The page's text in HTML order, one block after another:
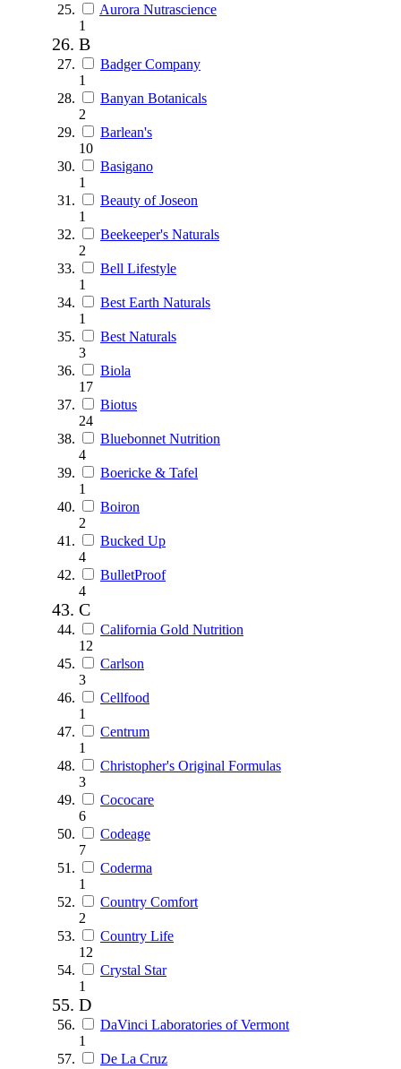
Aurora Nutrascience
1
B
Badger Company
1
Banyan Botanicals
2
Barlean's
10
Basigano
1
Beauty of Joseon
1
Beekeeper's Naturals
2
Bell Lifestyle
1
Best Earth Naturals
1
Best Naturals
3
Biola
17
Biotus
24
Bluebonnet Nutrition
4
Boericke & Tafel
1
Boiron
2
Bucked Up
4
BulletProof
4
C
California Gold Nutrition
12
Carlson
3
Cellfood
1
Centrum
1
Christopher's Original Formulas
3
Cococare
6
Codeage
7
Coderma
1
Country Comfort
2
Country Life
12
Crystal Star
1
D
DaVinci Laboratories of Vermont
1
De La Cruz